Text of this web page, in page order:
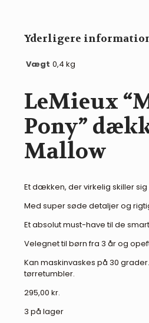
antal
Yderligere
Vægt 0,4 kg
LeMieux
Pony”
Mallow
Et dækken, der virkelig skiller sig
Med super søde detaljer og
Et absolut must-have til de
Velegnet til børn fra 3 år og
Kan maskinvaskes på 30
tørretumbler.
295,00 kr.
3 på lager